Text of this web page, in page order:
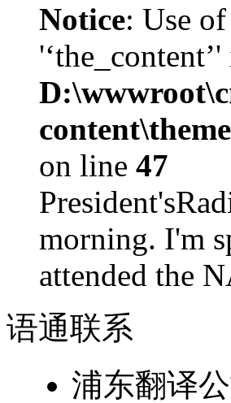
Notice: Use
'‘the_content’'
on line 47
morning. I'm
attended the
语通联系
浦东翻译